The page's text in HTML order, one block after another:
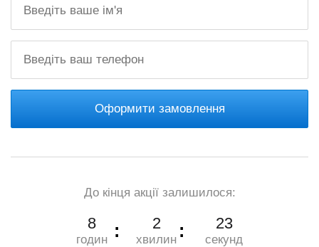
Оформити замовлення
До кінця акції залишилося:
8
годин
2
хвилин
22
секунд